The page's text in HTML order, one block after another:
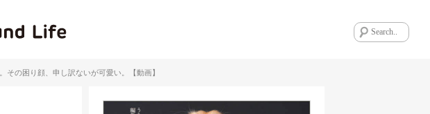
の困り顔、申し訳ないが可愛い。【動画】